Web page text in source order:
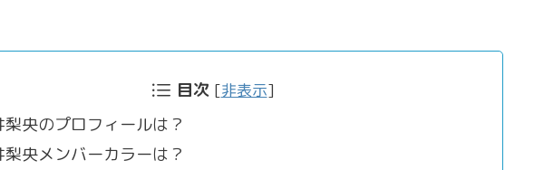
目次 [非表示]
梨央のプロフィールは？
梨央メンバーカラーは？